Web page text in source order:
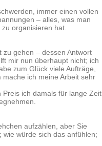
immer einen vollen
– alles, was man
organisieren hat.
zu gehen – dessen Antwort
mir nun überhaupt nicht; ich
zum Glück viele Aufträge,
ich meine Arbeit sehr
ich damals für lange Zeit
aufzählen, aber Sie
würde sich das anfühlen;